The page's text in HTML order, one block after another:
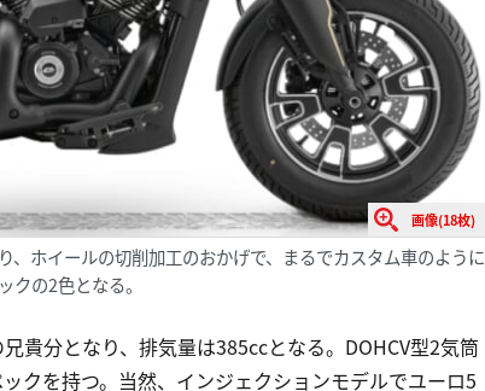
画像(18枚)
ホイールの切削加工のおかげで、まるでカスタム車のように
の2色となる。
貴分となり、排気量は385ccとなる。DOHCV型2気筒
クを持つ。当然、インジェクションモデルでユーロ5